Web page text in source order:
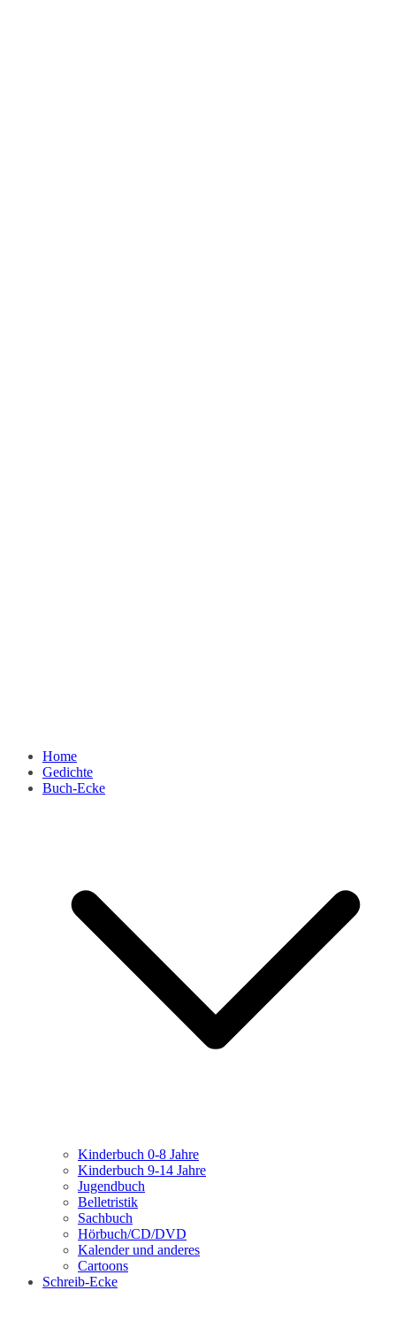
Home
Gedichte
Buch-Ecke
Kinderbuch 0-8 Jahre
Kinderbuch 9-14 Jahre
Jugendbuch
Belletristik
Sachbuch
Hörbuch/CD/DVD
Kalender und anderes
Cartoons
Schreib-Ecke